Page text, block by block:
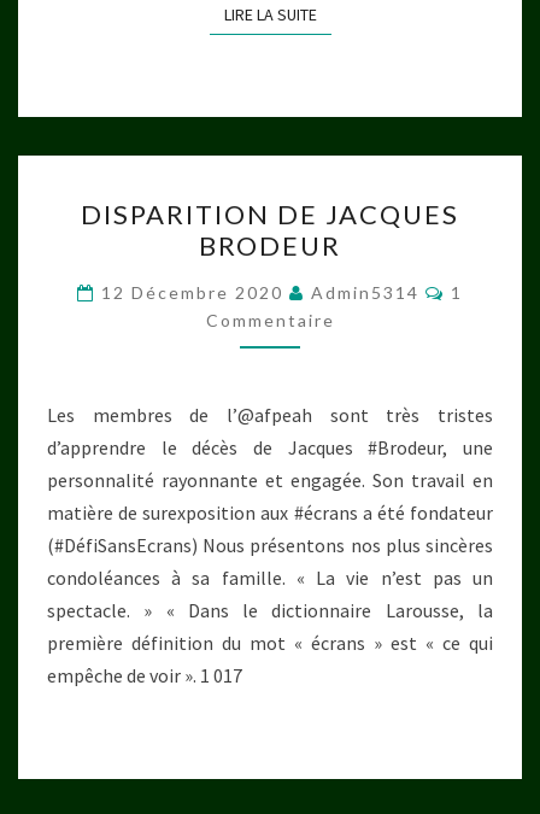
LIRE LA SUITELIRE LA SUITE
DE
JACQUES
BRODEUR
DISPARITION DE JACQUES
BRODEUR
12 Décembre 2020 Admin5314
1
Commentaire
Les membres de l’@afpeah sont très tristes
d’apprendre le décès de Jacques #Brodeur, une
personnalité rayonnante et engagée. Son travail en
matière de surexposition aux #écrans a été fondateur
(#DéfiSansEcrans) Nous présentons nos plus sincères
condoléances à sa famille. « La vie n’est pas un
spectacle. » « Dans le dictionnaire Larousse, la
première définition du mot « écrans » est « ce qui
empêche de voir ». 1 017